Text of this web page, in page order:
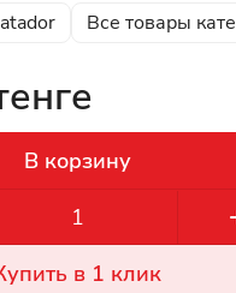
Все товары
В корзину
в 1 клик